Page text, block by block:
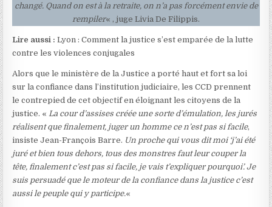
changé. Quand on est à la retraite, on n’a pas forcément envie de
rempiler« , juge Livia De Filippis.
Lire aussi : Lyon : Comment la justice s’est emparée de la lutte
contre les violences conjugales
Alors que le ministère de la Justice a porté haut et fort sa loi
sur la confiance dans l’institution judiciaire, les CCD prennent
le contrepied de cet objectif en éloignant les citoyens de la
justice. « La cour d’assises créée une sorte d’émulation, les jurés
réalisent que finalement, juger un homme ce n’est pas si facile,
insiste Jean-François Barre. Un proche qui vous dit moi ‘j’ai été
juré et bien tous dehors, tous des monstres faut leur couper la
tête, finalement c’est pas si facile, je vais t’expliquer pourquoi’. Je
suis persuadé que le moteur de la confiance dans la justice c’est
aussi le peuple qui y participe.«